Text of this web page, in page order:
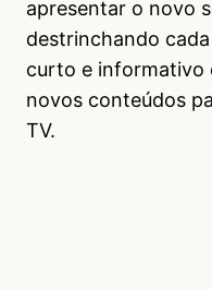
apresentar o novo
destrinchando
curto e informativo
novos conteúdos
TV.